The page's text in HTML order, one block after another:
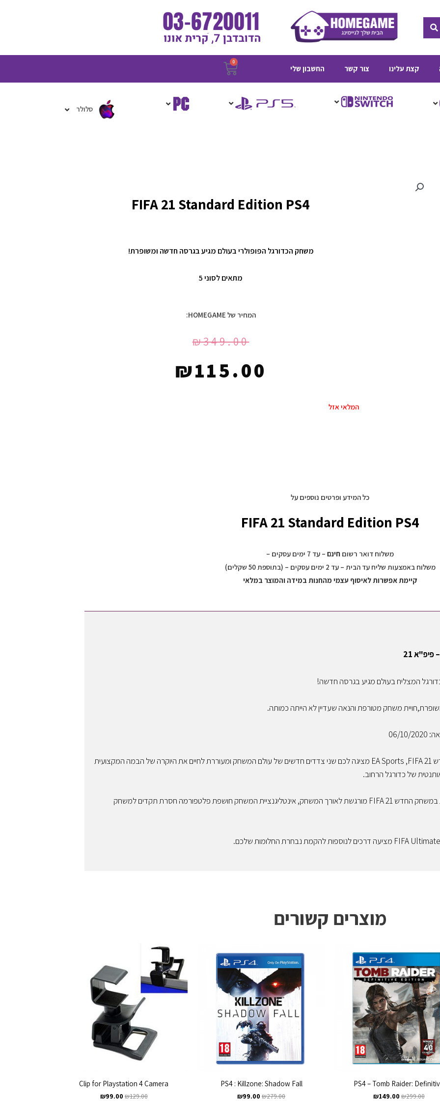
חיפוש
קצת עלינו צור קשר החשבון שלי
0 עגלת
קניות
סלולר
FIFA 21 Standard Edition PS4
משחק הכדורגל הפופולרי בעולם מגיע בגרסה חדשה ומשופרת!
מתאים לסוני 5
המחיר של HOMEGAME:
₪349.00
₪115.00
המלאי אזל
כל המידע ופרטים נוספים על
FIFA 21 Standard Edition PS4
משלוח דואר רשום חינם – עד 7 ימים עסקים –
משלוח באמצעות שליח עד הבית – עד 2 ימים עסקים – (בתוספת 50 שקלים)
קיימת אפשרות לאיסוף עצמי מהחנות במידה והמוצר במלאי
המצליח בעולם מגיע בגרסה חדשה!
משחק מטורפת והנאה שעדיין לא הייתה כמותה.
2020
FIFA21
,
EA Sports מציגה לכם שני צדדים חדשים של עולם המשחק ומעוררת לחיים את היוקרה של הבמה המקצועית
של כדורגל הרחוב.
במשחק החדש FIFA21
מורגשת לאורך המשחק, אינטליגנציית המשחק חושפת פלטפורמה חסרת תקדים למשחק
FIFA מציעה דרכים לנוספות להקמת נבחרת החלומות שלכם.
מוצרים קשורים
PS4 – Tomb Raider:
₪299.00
₪149.00
PS4 : Killzone: Shadow Fall
₪279.00
₪99.00
Clip for Playstation 4 Camera
₪129.00
₪99.00